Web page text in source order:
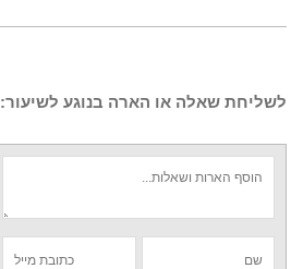
לשליחת שאלה או הארה בנוגע לשיעור: